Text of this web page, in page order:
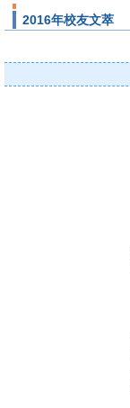
2016年校友文萃